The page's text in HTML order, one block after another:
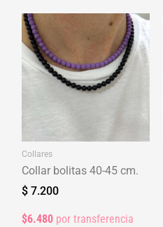
Collares
Collar bolitas 40-45 cm.
$ 7.200
$6.480 por transferencia